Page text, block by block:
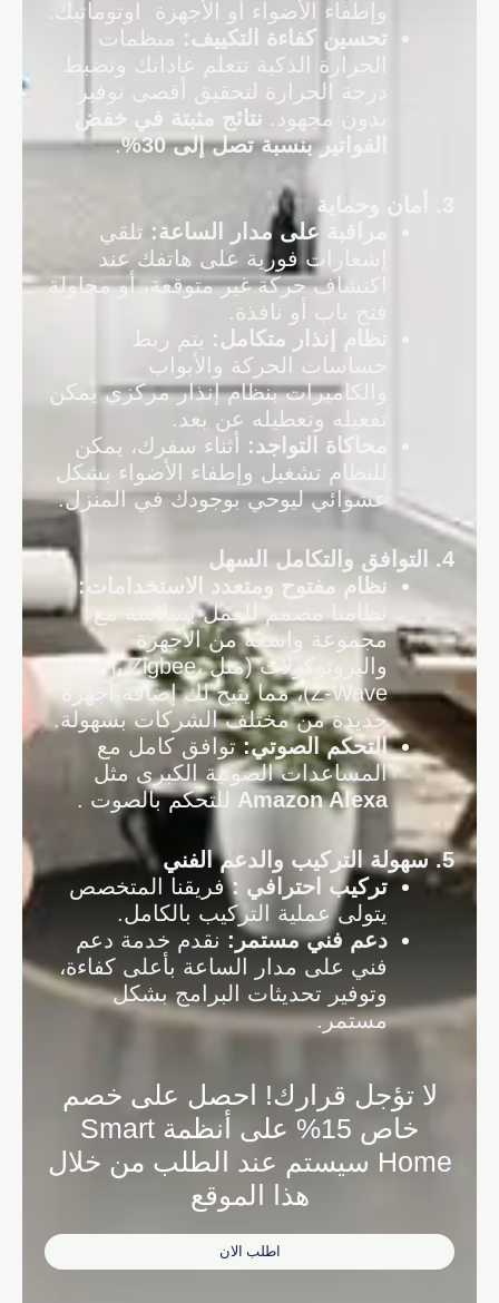
وإطفاء الأضواء أو الأجهزة اوتوماتيك.
تحسين كفاءة التكييف: منظمات
الحرارة الذكية تتعلم عاداتك وتضبط
درجة الحرارة لتحقيق أقصى توفير
بدون مجهود. نتائج مثبتة في خفض
الفواتير بنسبة تصل إلى 30
%
.
أمان وحماية
مراقبة على مدار الساعة: تلقي
إشعارات فورية على هاتفك عند
اكتشاف حركة غير متوقعة، أو محاولة
فتح باب أو نافذة.
نظام إنذار متكامل: يتم ربط
حساسات الحركة والأبواب
والكاميرات بنظام إنذار مركزي يمكن
تفعيله وتعطيله عن بعد.
محاكاة التواجد: أثناء سفرك، يمكن
للنظام تشغيل وإطفاء الأضواء بشكل
عشوائي ليوحي بوجودك في المنزل.
4.
التوافق والتكامل السهل
نظام مفتوح ومتعدد الاستخدامات:
نظامنا مصمم للعمل بسلاسة مع
مجموعة واسعة من الأجهزة
والبروتوكولات (مثل Wi-Fi، Zigbee،
Z-Wave)، مما يتيح لك إضافة أجهزة
جديدة من مختلف الشركات بسهولة.
التحكم الصوتي:توافق كامل مع
المساعدات الصوتية الكبرى مثل
Amazon Alexa للتحكم بالصوت .
5. سهولة التركيب والدعم الفني
تركيب احترافي :فريقنا المتخصص
يتولى عملية التركيب بالكامل.
دعم فني مستمر : نقدم خدمة دعم
فني على مدار الساعة بأعلى كفاءة،
وتوفير تحديثات البرامج بشكل
مستمر.
لا تؤجل قرارك! احصل على خصم
خاص 15% على أنظمة Smart
Home سيستم عند الطلب من خلال
هذا الموقع
اطلب الان